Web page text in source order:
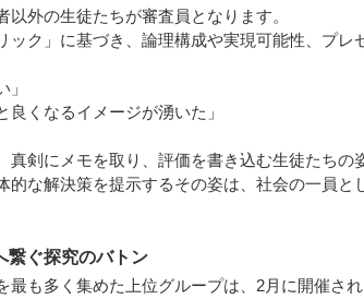
外の生徒たちが審査員となります。
ック」に基づき、論理構成や実現可能性、プレ
」
良くなるイメージが湧いた」
剣にメモを取り、評価を書き込む生徒たちの
的な解決策を提示するその姿は、社会の一員と
繋ぐ探究のバトン
も多く集めた上位グループは、2月に開催され